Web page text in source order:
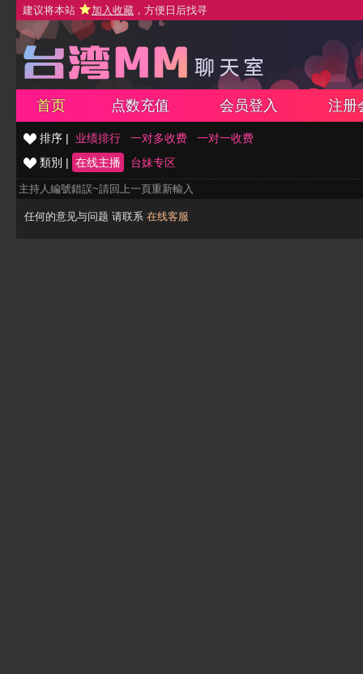
建议将本站 加入收藏 ，方便日后找寻
首页 点数充值 会员登入 注册
排序 | 业绩排行 一对多收费
一对一收费
類別 | 在线主播 台妹专区
主持人編號錯誤~請回上一頁重新輸入
任何的意见与问题 请联系 在线客服